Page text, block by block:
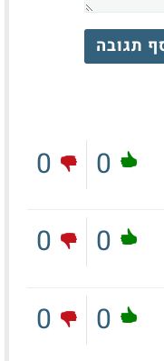
תגובה
0
0
0
0
0
0